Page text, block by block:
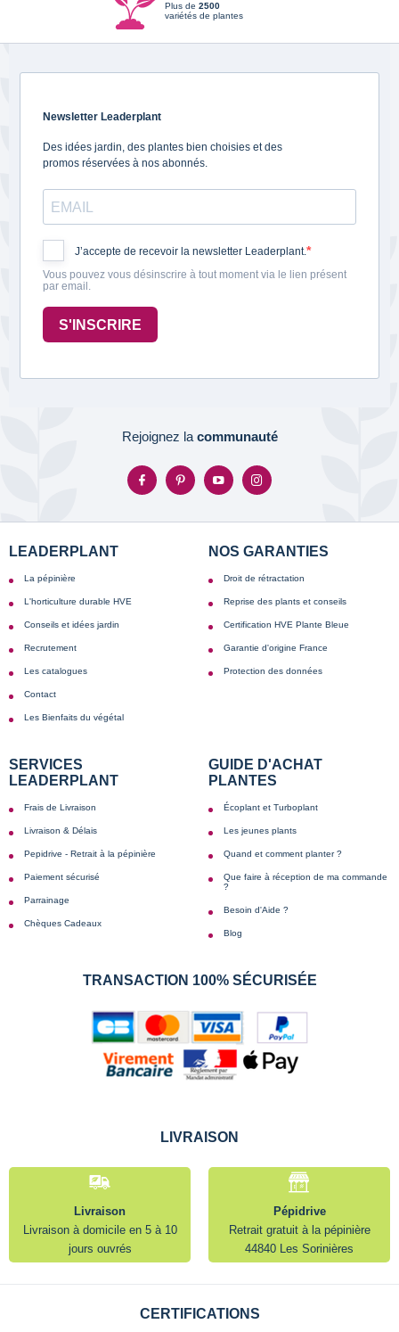
Plus de 2500
variétés de plantes
Newsletter Leaderplant
Des idées jardin, des plantes bien choisies et des
promos réservées à nos abonnés.
J’accepte de recevoir la newsletter Leaderplant.
Vous pouvez vous désinscrire à tout moment via le lien présent
par email.
S'INSCRIRE
Rejoignez la communauté
LEADERPLANT
La pépinière
L'horticulture durable HVE
Conseils et idées jardin
Recrutement
Les catalogues
Contact
Les Bienfaits du végétal
NOS GARANTIES
Droit de rétractation
Reprise des plants et conseils
Certification HVE Plante Bleue
Garantie d'origine France
Protection des données
SERVICES
LEADERPLANT
Frais de Livraison
Livraison & Délais
Pepidrive - Retrait à la pépinière
Paiement sécurisé
Parrainage
Chèques Cadeaux
GUIDE D'ACHAT
PLANTES
Écoplant et Turboplant
Les jeunes plants
Quand et comment planter ?
Que faire à réception de ma commande
?
Besoin d'Aide ?
Blog
TRANSACTION 100% SÉCURISÉE
LIVRAISON
Livraison
Livraison à domicile en 5 à 10
jours ouvrés
Pépidrive
Retrait gratuit à la pépinière
44840 Les Sorinières
CERTIFICATIONS